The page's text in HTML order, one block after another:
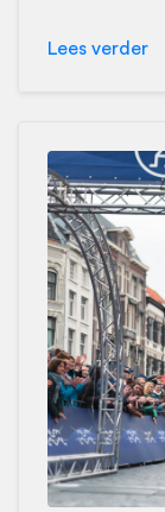
Lees verder